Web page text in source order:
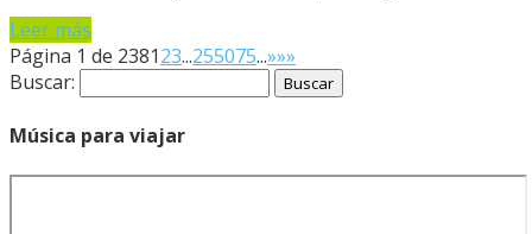
Leer más
Página 1 de 238123...255075...»»»
Buscar:
Música para viajar